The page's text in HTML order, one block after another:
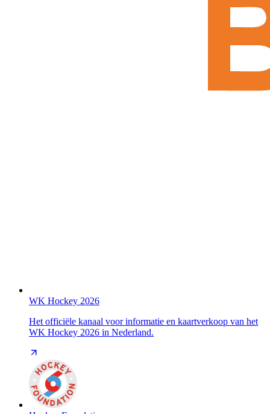
WK Hockey 2026
Het officiële kanaal voor informatie en kaartverkoop van het
WK Hockey 2026 in Nederland.